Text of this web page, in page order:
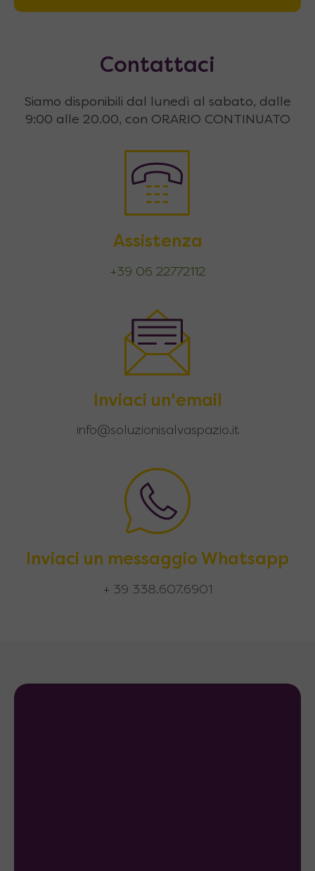
Contattaci
Siamo disponibili dal lunedì al sabato, dalle
9:00 alle 20.00, con ORARIO CONTINUATO
Assistenza
+39 06 22772112
Inviaci un'email
info@soluzionisalvaspazio.it
Inviaci un messaggio Whatsapp
+ 39 338.607.6901